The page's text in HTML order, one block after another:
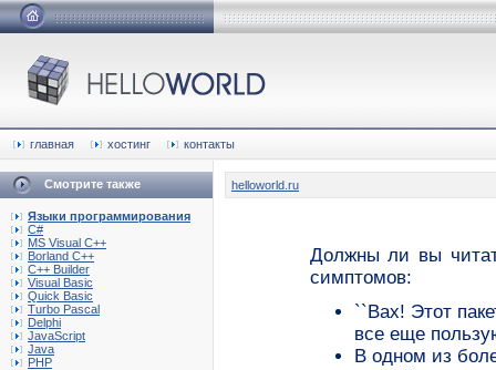
главная хостинг контакты
Смотрите также
Языки программирования
C#
MS Visual C++
Borland C++
C++ Builder
Visual Basic
Quick Basic
Turbo Pascal
Delphi
JavaScript
Java
PHP
helloworld.ru
Должны ли вы
симптомов:
``Вах! Этот
все еще
В одном из